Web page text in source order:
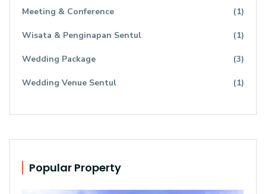
Meeting & Conference (1)
Wisata & Penginapan Sentul (1)
Wedding Package (3)
Wedding Venue Sentul (1)
Popular Property